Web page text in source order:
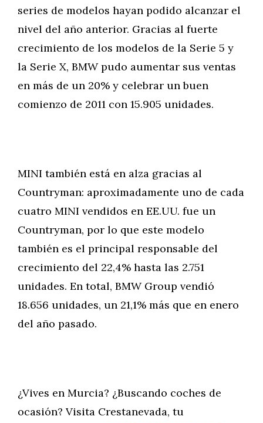
series de modelos hayan podido alcanzar el
nivel del año anterior. Gracias al fuerte
crecimiento de los modelos de la Serie 5 y
la Serie X, BMW pudo aumentar sus ventas
en más de un 20% y celebrar un buen
comienzo de 2011 con 15.905 unidades.
MINI también está en alza gracias al
Countryman: aproximadamente uno de cada
cuatro MINI vendidos en EE.UU. fue un
Countryman, por lo que este modelo
también es el principal responsable del
crecimiento del 22,4% hasta las 2.751
unidades. En total, BMW Group vendió
18.656 unidades, un 21,1% más que en enero
del año pasado.
¿Vives en Murcia? ¿Buscando coches de
ocasión? Visita Crestanevada, tu